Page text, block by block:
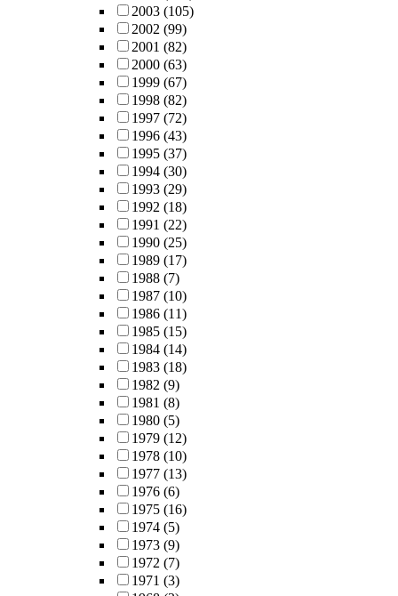
2003 (105)
2002 (99)
2001 (82)
2000 (63)
1999 (67)
1998 (82)
1997 (72)
1996 (43)
1995 (37)
1994 (30)
1993 (29)
1992 (18)
1991 (22)
1990 (25)
1989 (17)
1988 (7)
1987 (10)
1986 (11)
1985 (15)
1984 (14)
1983 (18)
1982 (9)
1981 (8)
1980 (5)
1979 (12)
1978 (10)
1977 (13)
1976 (6)
1975 (16)
1974 (5)
1973 (9)
1972 (7)
1971 (3)